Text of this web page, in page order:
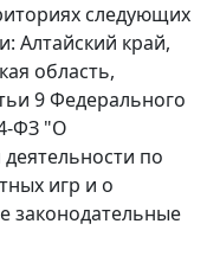
следующих
Алтайский край,
область,
9Федерального
ФЗ "О
по
игр и о
законодательные